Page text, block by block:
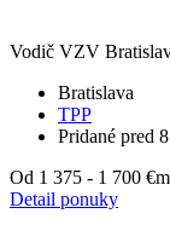
Vodič VZV
Bratislava
TPP
Pridané pred
Od 1 375 - 1 700 €
Detail ponuky